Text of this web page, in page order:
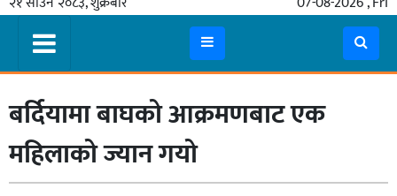
स्थानीय
प्रदेश
मधेश
प्रदेश
लुम्बिनी
बर्दियामा बाघको आक्रमणबाट एक
महिलाको ज्यान गयो